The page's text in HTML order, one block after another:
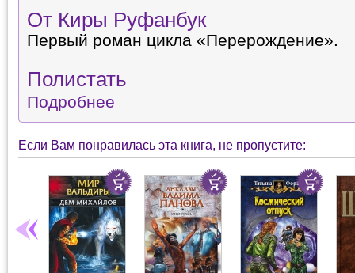
От Киры Руфанбук
Первый роман цикла «Перерождение».
Полистать
Подробнее
Если Вам понравилась эта книга, не пропустите: